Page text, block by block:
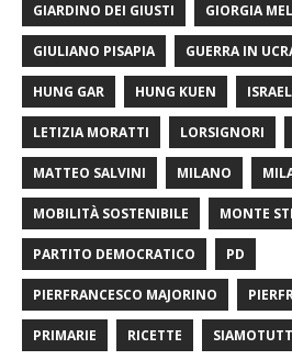
GIARDINO DEI GIUSTI GIORGIA
GIULIANO PISAPIA GUERRA IN
HUNG GAR HUNG KUEN
LETIZIA MORATTI LORSIGNORI
MATTEO SALVINI MILANO
MOBILITÀ SOSTENIBILE MONTE
PARTITO DEMOCRATICO PD
PIERFRANCESCO MAJORINO
PRIMARIE RICETTE